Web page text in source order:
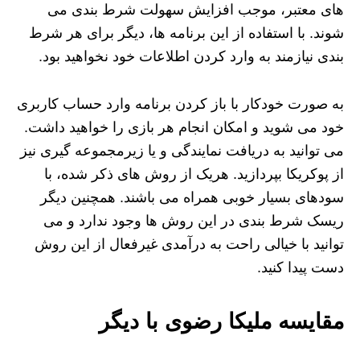
های معتبر، موجب افزایش سهولت شرط بندی می
شوند. با استفاده از این برنامه ها، دیگر برای هر شرط
بندی نیازمند به وارد کردن اطلاعات خود نخواهید بود.
به صورت خودکار با باز کردن برنامه وارد حساب کاربری
خود می شوید و امکان انجام هر بازی را خواهید داشت.
می توانید به دریافت نمایندگی و یا زیرمجموعه گیری نیز
از پوکریکا بپردازید. هریک از روش های ذکر شده، با
سودهای بسیار خوبی همراه می باشند. همچنین دیگر
ریسک شرط بندی در این روش ها وجود ندارد و می
توانید با خیالی راحت به درآمدی غیرفعال از این روش
دست پیدا کنید.
مقایسه ملیکا رضوی با دیگر